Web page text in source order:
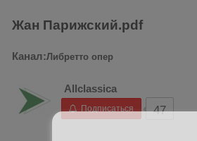
Жан Парижский.pdf
Канал:Либретто опер
Allclassica
Подписаться 47